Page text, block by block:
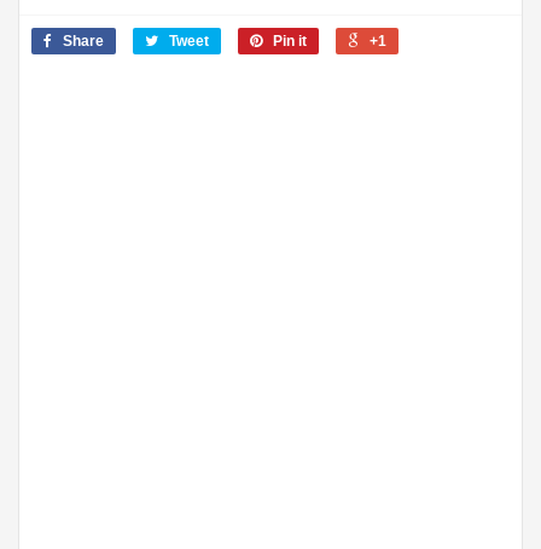
Share Tweet Pin it +1